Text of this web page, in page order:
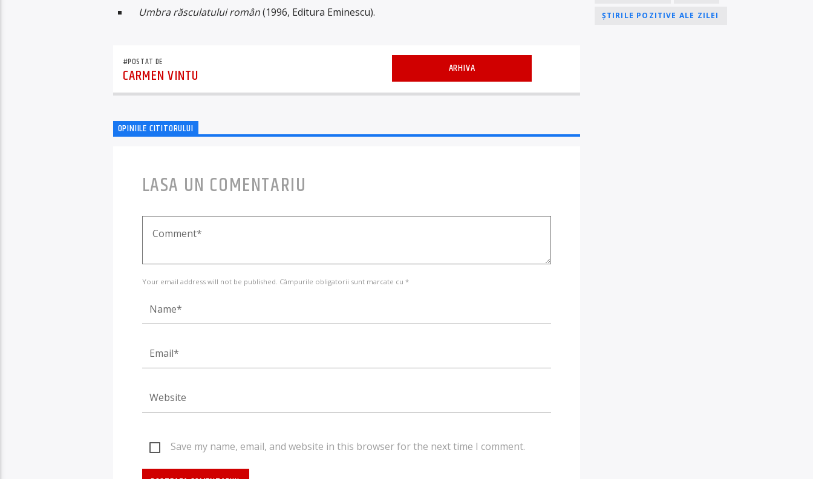
Umbra răsculatului român(1996, Editura Eminescu).
#POSTAT DE
CARMEN VINTU ARHIVA
OPINIILE CITITORULUI
LASA UN COMENTARIU
Your email address will not be published. Câmpurile obligatorii sunt marcate cu *
Save my name, email, and website in this browser for the next time I comment.
ȘTIRILE POZITIVE ALE ZILEI